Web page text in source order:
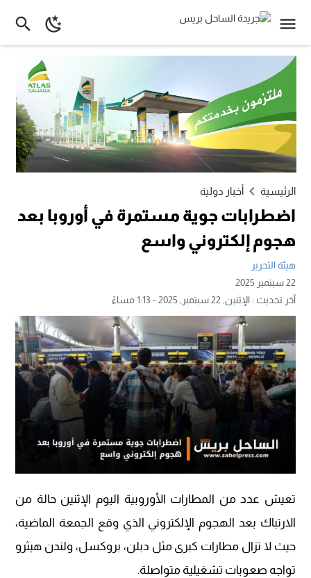
الرئيسية أخبار دولية
اضطرابات جوية مستمرة في أوروبا بعد
هجوم إلكتروني واسع
هيئة التحرير
22 سبتمبر 2025
آخر تحديث :الإثنين, 22 سبتمبر, 2025 - 1:13 مساءً
تعيش عدد من المطارات الأوروبية اليوم الإثنين حالة من
الارتباك بعد الهجوم الإلكتروني الذي وقع الجمعة الماضية،
حيث لا تزال مطارات كبرى مثل دبلن، بروكسل، ولندن هيثرو
تواجه صعوبات تشغيلية متواصلة.